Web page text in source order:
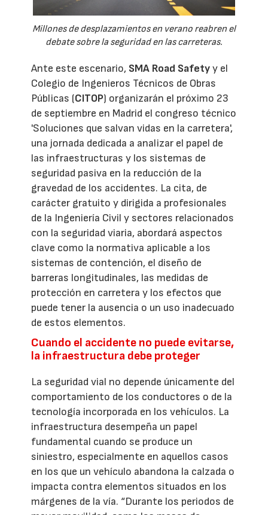
Millones de desplazamientos en verano reabren el
debate sobre la seguridad en las carreteras.
Ante este escenario, SMA Road Safetyy el
Colegio de Ingenieros Técnicos de Obras
Públicas (CITOP) organizarán el próximo 23
de septiembre en Madrid el congreso técnico
'Soluciones que salvan vidas en la carretera',
una jornada dedicada a analizar el papel de
las infraestructuras y los sistemas de
seguridad pasiva en la reducción de la
gravedad de los accidentes. La cita, de
carácter gratuito y dirigida a profesionales
de la Ingeniería Civil y sectores relacionados
con la seguridad viaria, abordará aspectos
clave como la normativa aplicable a los
sistemas de contención, el diseño de
barreras longitudinales, las medidas de
protección en carretera y los efectos que
puede tener la ausencia o un uso inadecuado
de estos elementos.
Cuando el accidente no puede evitarse,
la infraestructura debe proteger
La seguridad vial no depende únicamente del
comportamiento de los conductores o de la
tecnología incorporada en los vehículos. La
infraestructura desempeña un papel
fundamental cuando se produce un
siniestro, especialmente en aquellos casos
en los que un vehículo abandona la calzada o
impacta contra elementos situados en los
márgenes de la vía. “Durante los periodos de